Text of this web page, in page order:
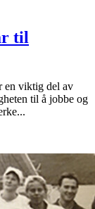
til
en viktig del av
til å jobbe og